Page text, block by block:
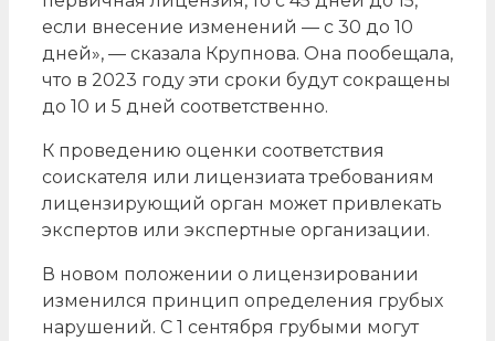
если внесение изменений — с 30 до 10
дней», — сказала Крупнова. Она пообещала,
что в 2023 году эти сроки будут сокращены
до 10 и 5 дней соответственно.
К проведению оценки соответствия
соискателя или лицензиата требованиям
лицензирующий орган может привлекать
экспертов или экспертные организации.
В новом положении о лицензировании
изменился принцип определения грубых
нарушений. С 1 сентября грубыми могут